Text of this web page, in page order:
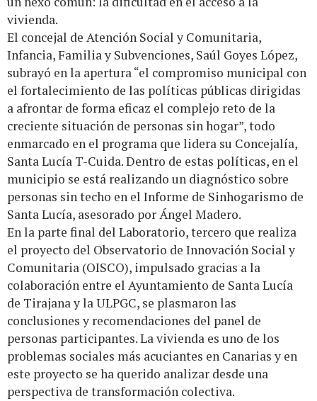
vivienda.
El concejal de Atención Social y Comunitaria,
Infancia, Familia y Subvenciones, Saúl Goyes López,
subrayó en la apertura “el compromiso municipal con
el fortalecimiento de las políticas públicas dirigidas
a afrontar de forma eficaz el complejo reto de la
creciente situación de personas sin hogar”, todo
enmarcado en el programa que lidera su Concejalía,
Santa Lucía T-Cuida. Dentro de estas políticas, en el
municipio se está realizando un diagnóstico sobre
personas sin techo en el Informe de Sinhogarismo de
Santa Lucía, asesorado por Ángel Madero.
En la parte final del Laboratorio, tercero que realiza
el proyecto del Observatorio de Innovación Social y
Comunitaria (OISCO), impulsado gracias a la
colaboración entre el Ayuntamiento de Santa Lucía
de Tirajana y la ULPGC, se plasmaron las
conclusiones y recomendaciones del panel de
personas participantes. La vivienda es uno de los
problemas sociales más acuciantes en Canarias y en
este proyecto se ha querido analizar desde una
perspectiva de transformación colectiva.